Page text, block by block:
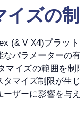
イズの
(& V X4)プラッ
なパラメーターの
マイズの範囲を
タマイズ制限が生
ーザーに影響を与